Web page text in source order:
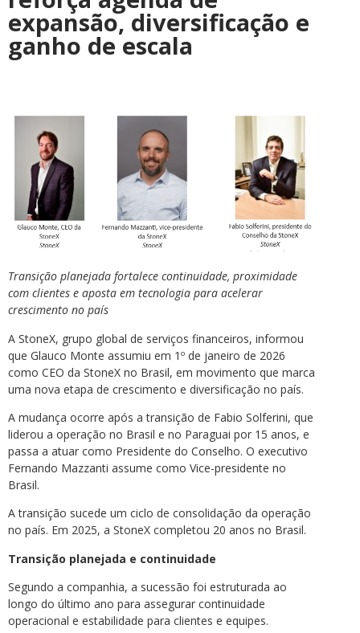
expansão, diversificação e
ganho de escala
Transição planejada fortalece continuidade, proximidade
com clientes e aposta em tecnologia para acelerar
crescimento no país
A StoneX, grupo global de serviços financeiros, informou
que Glauco Monte assumiu em 1º de janeiro de 2026
como CEO da StoneX no Brasil, em movimento que marca
uma nova etapa de crescimento e diversificação no país.
A mudança ocorre após a transição de Fabio Solferini, que
liderou a operação no Brasil e no Paraguai por 15 anos, e
passa a atuar como Presidente do Conselho. O executivo
Fernando Mazzanti assume como Vice-presidente no
Brasil.
A transição sucede um ciclo de consolidação da operação
no país. Em 2025, a StoneX completou 20 anos no Brasil.
Transição planejada e continuidade
Segundo a companhia, a sucessão foi estruturada ao
longo do último ano para assegurar continuidade
operacional e estabilidade para clientes e equipes.